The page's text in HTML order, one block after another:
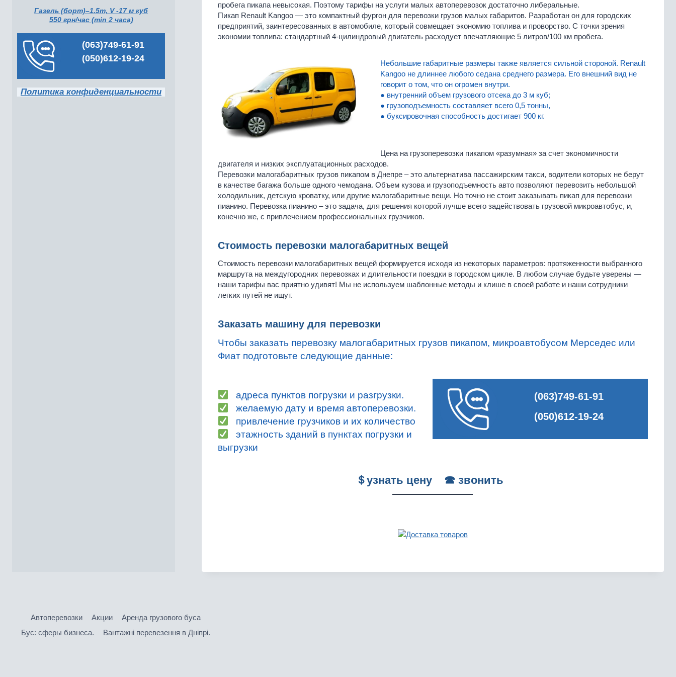
пробега пикапа невысокая. Поэтому тарифы на услуги малых автоперевозок достаточно либеральные.
Пикап Renault Kangoo — это компактный фургон для перевозки грузов малых габаритов. Разработан он для городских
предприятий, заинтересованных в автомобиле, который совмещает экономию топлива и проворство. С точки зрения
экономии топлива: стандартный 4-цилиндровый двигатель расходует впечатляющие 5 литров/100 км пробега.
Небольшие габаритные размеры также является сильной стороной. Renault
Kangoo не длиннее любого седана среднего размера. Его внешний вид не
говорит о том, что он огромен внутри.
● внутренний объем грузового отсека до 3 м куб;
● грузоподъемность составляет всего 0,5 тонны,
● буксировочная способность достигает 900 кг.
Цена на грузоперевозки пикапом «разумная» за счет экономичности
двигателя и низких эксплуатационных расходов.
Перевозки малогабаритных грузов пикапом в Днепре – это альтернатива пассажирским такси, водители которых не берут
в качестве багажа больше одного чемодана. Объем кузова и грузоподъемность авто позволяют перевозить небольшой
холодильник, детскую кроватку, или другие малогабаритные вещи. Но точно не стоит заказывать пикап для перевозки
пианино. Перевозка пианино – это задача, для решения которой лучше всего задействовать грузовой микроавтобус, и,
конечно же, с привлечением профессиональных грузчиков.
Стоимость перевозки малогабаритных вещей
Стоимость перевозки малогабаритных вещей формируется исходя из некоторых параметров: протяженности выбранного
маршрута на междугородних перевозках и длительности поездки в городском цикле. В любом случае будьте уверены —
наши тарифы вас приятно удивят! Мы не используем шаблонные методы и клише в своей работе и наши сотрудники
легких путей не ищут.
Заказать машину для перевозки
Чтобы заказать перевозку малогабаритных грузов пикапом, микроавтобусом Мерседес или
Фиат подготовьте следующие данные:
адреса пунктов погрузки и разгрузки.
желаемую дату и время автоперевозки.
привлечение грузчиков и их количество
этажность зданий в пунктах погрузки и
выгрузки
(063)749-61-91
(050)612-19-24
＄узнать цену ☎ звонить
Газель (борт)–1.5т, V -17 м куб
550 грн/час (min 2 часа)
(063)749-61-91
(050)612-19-24
Политика конфиденциальности
Автоперевозки Акции
Аренда грузового буса
Бус: сферы бизнеса.
Вантажнi перевезення в Днiпрi.